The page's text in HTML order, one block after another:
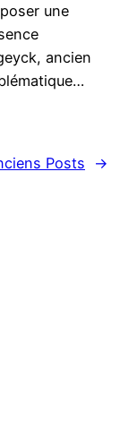
une
ancien
Posts →